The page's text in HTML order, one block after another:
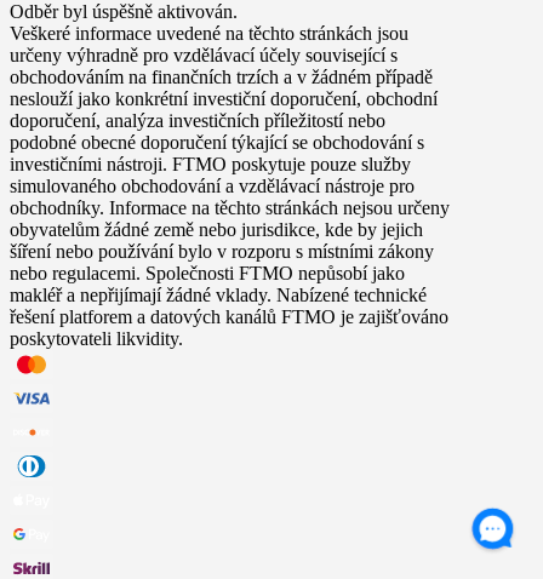
Odběr byl úspěšně aktivován.
Veškeré informace uvedené na těchto stránkách jsou
určeny výhradně pro vzdělávací účely související s
obchodováním na finančních trzích a v žádném případě
neslouží jako konkrétní investiční doporučení, obchodní
doporučení, analýza investičních příležitostí nebo
podobné obecné doporučení týkající se obchodování s
investičními nástroji. FTMO poskytuje pouze služby
simulovaného obchodování a vzdělávací nástroje pro
obchodníky. Informace na těchto stránkách nejsou určeny
obyvatelům žádné země nebo jurisdikce, kde by jejich
šíření nebo používání bylo v rozporu s místními zákony
nebo regulacemi. Společnosti FTMO nepůsobí jako
makléř a nepřijímají žádné vklady. Nabízené technické
řešení platforem a datových kanálů FTMO je zajišťováno
poskytovateli likvidity.